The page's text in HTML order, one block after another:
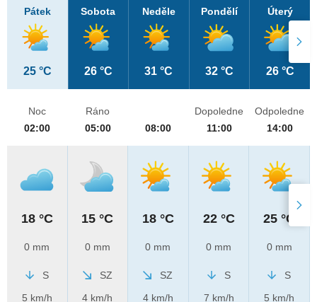
Pátek
25 °C
Sobota
26 °C
Neděle
31 °C
Pondělí
32 °C
Úterý
26 °C
Noc
02:00
18 °C
0 mm
S
5 km/h
Ráno
05:00
15 °C
0 mm
SZ
4 km/h
08:00
18 °C
0 mm
SZ
4 km/h
Dopoledne
11:00
22 °C
0 mm
S
7 km/h
Odpoledne
14:00
25 °C
0 mm
S
5 km/h